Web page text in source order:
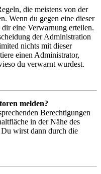
die meistens von der
Wenn du gegen eine dieser
eine Verwarnung erteilen.
der Administration
nichts mit dieser
einen Administrator,
du verwarnt wurdest.
melden?
Berechtigungen
in der Nähe des
wirst dann durch die